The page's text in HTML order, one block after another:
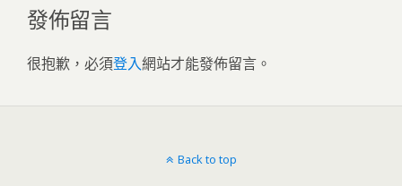
發佈留言
很抱歉，必須登入網站才能發佈留言。
Back to top